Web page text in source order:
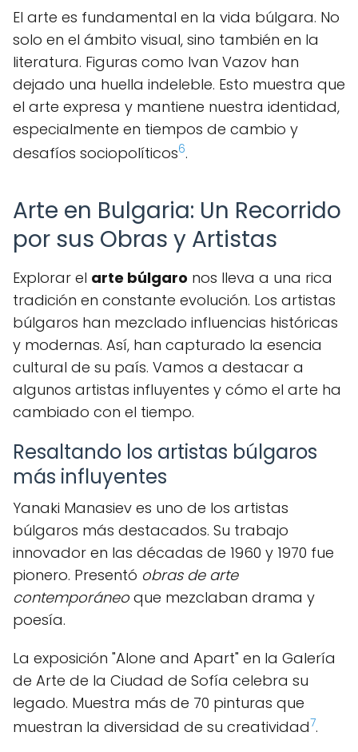
El arte es fundamental en la vida búlgara. No
solo en el ámbito visual, sino también en la
literatura. Figuras como Ivan Vazov han
dejado una huella indeleble. Esto muestra que
el arte expresa y mantiene nuestra identidad,
especialmente en tiempos de cambio y
desafíos sociopolíticos6.
Arte en Bulgaria: Un Recorrido
por sus Obras y Artistas
Explorar el arte búlgaro nos lleva a una rica
tradición en constante evolución. Los artistas
búlgaros han mezclado influencias históricas
y modernas. Así, han capturado la esencia
cultural de su país. Vamos a destacar a
algunos artistas influyentes y cómo el arte ha
cambiado con el tiempo.
Resaltando los artistas búlgaros
más influyentes
Yanaki Manasiev es uno de los artistas
búlgaros más destacados. Su trabajo
innovador en las décadas de 1960 y 1970 fue
pionero. Presentó obras de arte
contemporáneo que mezclaban drama y
poesía.
La exposición "Alone and Apart" en la Galería
de Arte de la Ciudad de Sofía celebra su
legado. Muestra más de 70 pinturas que
muestran la diversidad de su creatividad7.